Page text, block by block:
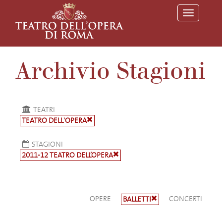
T
o
l
a
v
Archivio Stagioni
TEATRI
TEATRO DELL'OPERA
STAGIONI
2011-12 TEATRO DELL’OPERA
OPERE BALLETTI CONCERTI